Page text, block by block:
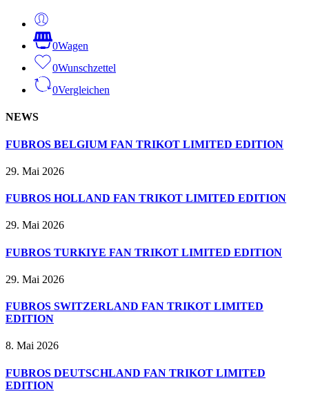
0Wagen
0Wunschzettel
0Vergleichen
NEWS
FUBROS BELGIUM FAN TRIKOT LIMITED EDITION
29. Mai 2026
FUBROS HOLLAND FAN TRIKOT LIMITED EDITION
29. Mai 2026
FUBROS TURKIYE FAN TRIKOT LIMITED EDITION
29. Mai 2026
FUBROS SWITZERLAND FAN TRIKOT LIMITED
EDITION
8. Mai 2026
FUBROS DEUTSCHLAND FAN TRIKOT LIMITED
EDITION